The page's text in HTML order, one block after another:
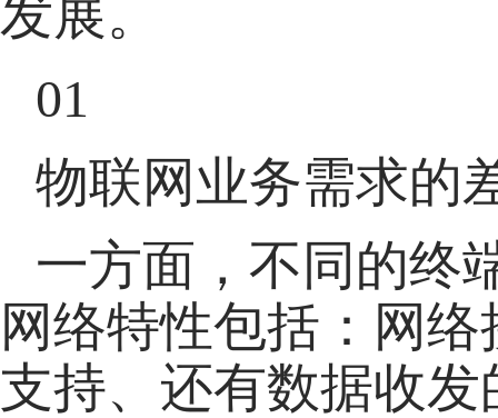
发展。
01
物联网业务需求的
一方面，不同的终
网络特性包括：网
支持、还有数据收